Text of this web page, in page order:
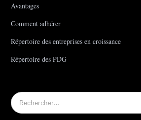
Avantages
Comment adhérer
Répertoire des entreprises en croissance
Répertoire des PDG